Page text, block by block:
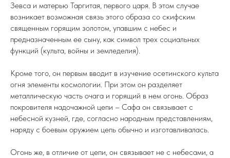
Зевса и матерью Таргитая, первого царя. В этом случае
возникает возможная связь этого образа со скифским
священным горящим золотом, упавшим с небес и
предназначенным ее сыну, как символ трех социальных
функций (культа, войны и земледелия).
Кроме того, он первым вводит в изучение осетинского культа
огня элементы космологии. При этом он разделяет
металлическую часть очага и горящий в нем огонь. Образ
покровителя надочажной цепи – Сафа он связывает с
небесной кузней, где, согласно народным представлениям,
наряду с боевым оружием цепь обычно и изготавливалась.
Огонь же, в отличие от цепи, он связывает не с небесами, а